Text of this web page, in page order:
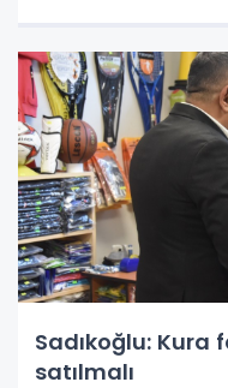
Sadıkoğlu: Kura
satılmalı